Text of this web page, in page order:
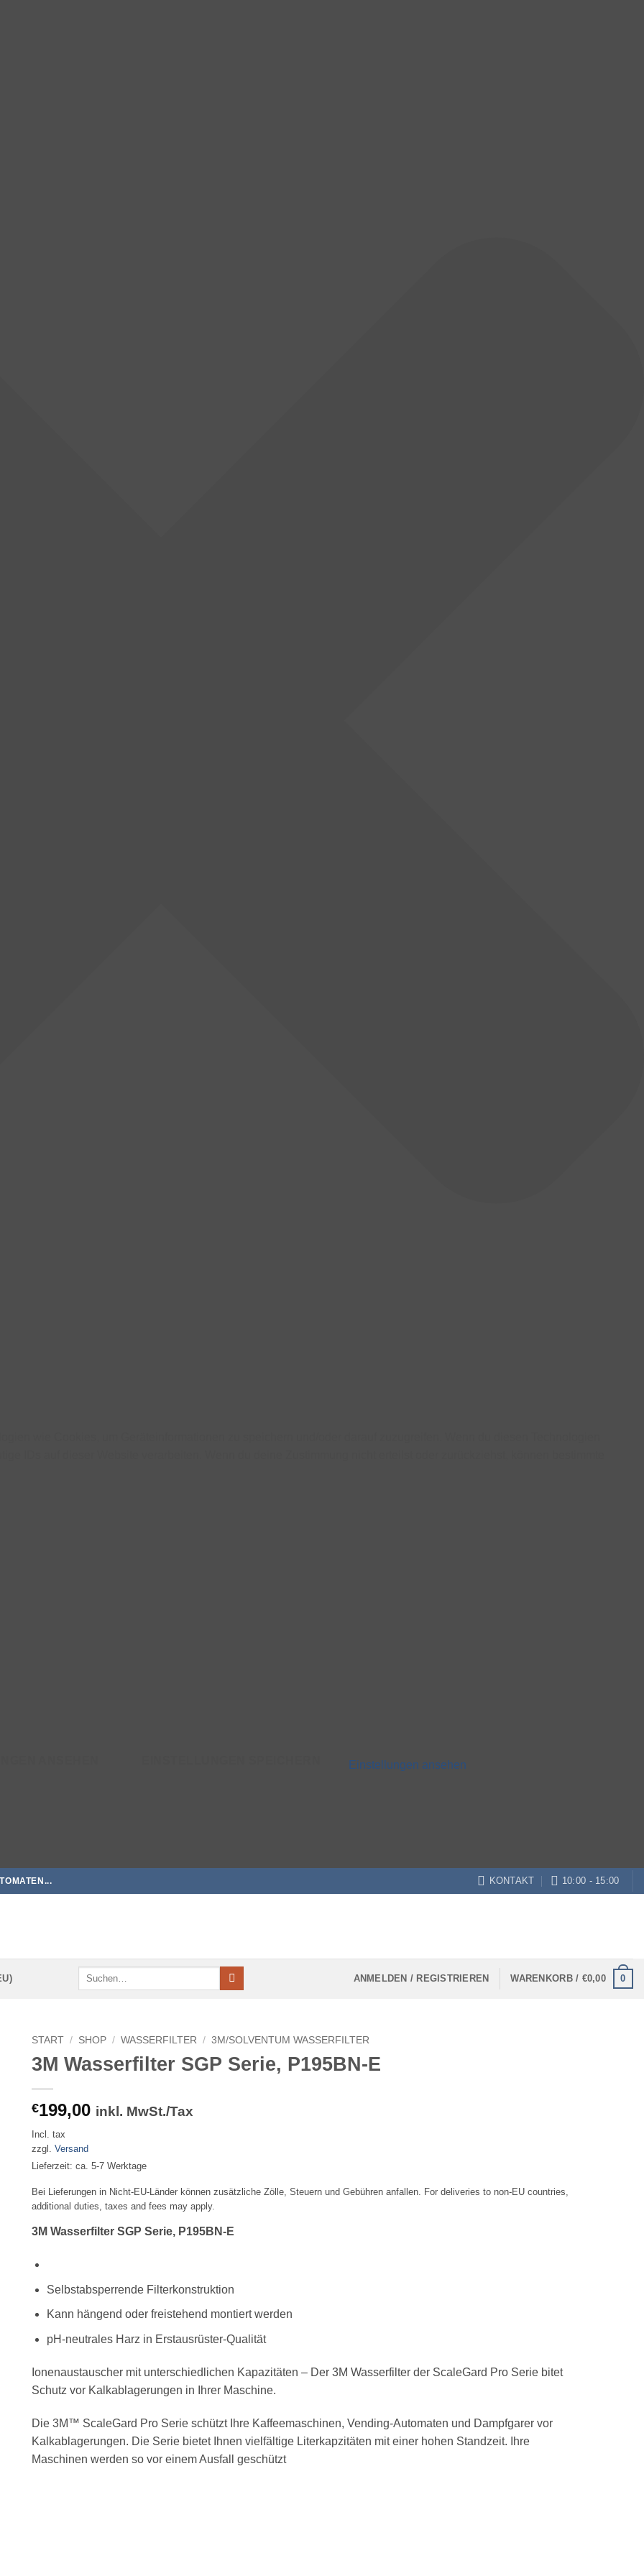
Einstellungen ansehen
KONTAKT 10:00 - 15:00
Suchen
ANMELDEN / REGISTRIEREN WARENKORB / €0,00 0
START / SHOP / WASSERFILTER / 3M/SOLVENTUM WASSERFILTER
3M Wasserfilter SGP Serie, P195BN-E
€199,00 inkl. MwSt./Tax
Incl. tax
zzgl. Versand
Lieferzeit: ca. 5-7 Werktage
Bei Lieferungen in Nicht-EU-Länder können zusätzliche Zölle, Steuern und Gebühren anfallen. For deliveries to non-EU countries,
additional duties, taxes and fees may apply.
3M Wasserfilter SGP Serie, P195BN-E
Selbstabsperrende Filterkonstruktion
Kann hängend oder freistehend montiert werden
pH-neutrales Harz in Erstausrüster-Qualität
Ionenaustauscher mit unterschiedlichen Kapazitäten – Der 3M Wasserfilter der ScaleGard Pro Serie bitet
Schutz vor Kalkablagerungen in Ihrer Maschine.
Die 3M™ ScaleGard Pro Serie schützt Ihre Kaffeemaschinen, Vending-Automaten und Dampfgarer vor
Kalkablagerungen. Die Serie bietet Ihnen vielfältige Literkapzitäten mit einer hohen Standzeit. Ihre
Maschinen werden so vor einem Ausfall geschützt